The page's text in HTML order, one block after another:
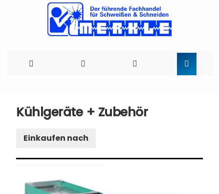
zumKühlgeräte + Zubehör
Einkaufen nach